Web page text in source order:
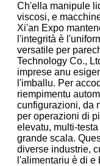
Ch'ella manipule
viscosi, e
Xi'an Expo
l'integrità è
versatile per
Technology Co.,
imprese anu
l'imballu. Per
riempimentu
cunfigurazioni, da
per operazioni di
elevatu, multi-
grande scala.
diverse industrie,
l'alimentariu è di e